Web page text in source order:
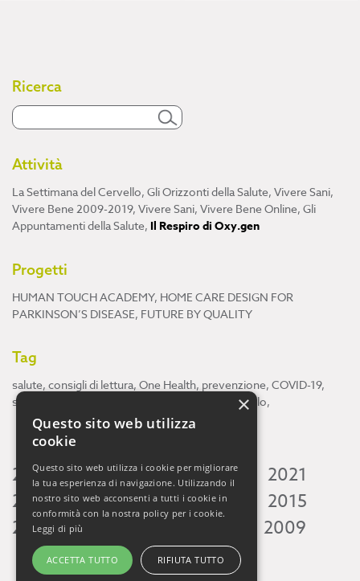
Ricerca
Attività
La Settimana del Cervello, Gli Orizzonti della Salute, Vivere Sani,
Vivere Bene 2009-2019, Vivere Sani, Vivere Bene Online, Gli
Appuntamenti della Salute, Il Respiro di Oxy.gen
Progetti
HUMAN TOUCH ACADEMY, HOME CARE DESIGN FOR
PARKINSON’S DISEASE, FUTURE BY QUALITY
Tag
salute, consigli di lettura, One Health, prevenzione, COVID-19,
scienza
cervello,
2026 2025 2024 2023 2022
2021
2020 2019 2018 2017 2016
2015
2014 2013 2009
×
Questo sito web utilizza
cookie
Questo sito web utilizza i cookie per migliorare
la tua esperienza di navigazione. Utilizzando il
nostro sito web acconsenti a tutti i cookie in
conformità con la nostra policy per i cookie.
Leggi di più
ACCETTA TUTTO RIFIUTA TUTTO